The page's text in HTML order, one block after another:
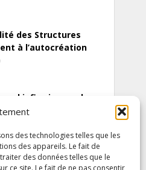
des technologies telles que les
des appareils. Le fait de
des données telles que le
ce site. Le fait de ne pas consentir
des Structures
à l’autocréation
infirmier :quels
de soins pour